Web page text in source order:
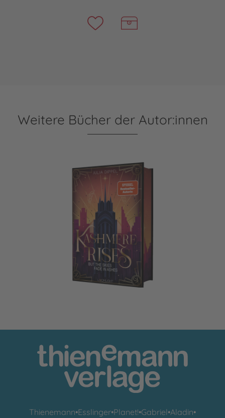
Weitere Bücher der Autor:innen
Velvet-Dilogie 2: Kashmere Rises, but the Skies fade in
Thienemann•Esslinger•Planet!•Gabriel•Aladin•